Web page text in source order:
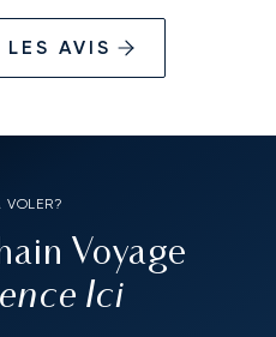
AVIS
VOLER?
Voyage
Ici